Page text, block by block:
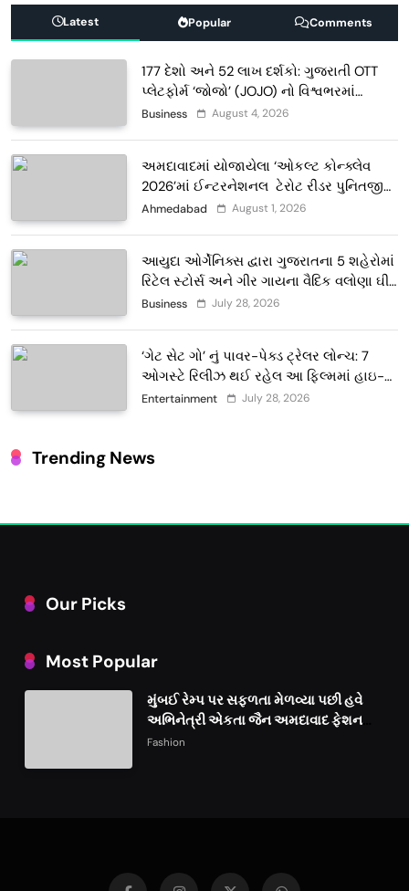
Latest Popular Comments
177 દેશો અને 52 લાખ દર્શકો: ગુજરાતી OTT
પ્લેટફોર્મ ‘જોજો’ (JOJO) નો વિશ્વભરમાં
દબદબો
Business August 4, 2026
અમદાવાદમાં યોજાયેલા ‘ઓકલ્ટ કોન્ક્લેવ
2026’માં ઈન્ટરનેશનલ ટેરોટ રીડર પુનિતજી
લુલ્લા એ ટેરોટ કાર્ડ રીડિંગ અંગે માહિતી આપી
Ahmedabad August 1, 2026
આયુદા ઓર્ગેનિક્સ દ્વારા ગુજરાતના 5 શહેરોમાં
રિટેલ સ્ટોર્સ અને ગીર ગાયના વૈદિક વલોણા ઘી-
દૂધની શુદ્ધ સેવાઓ સાથે વ્યાપક વિસ્તરણ
Business July 28, 2026
‘ગેટ સેટ ગો’ નું પાવર-પેક્ડ ટ્રેલર લોન્ચ: 7
ઓગસ્ટે રિલીઝ થઈ રહેલ આ ફિલ્મમાં હાઇ-
ટેક VFX જોવા મળશે
Entertainment July 28, 2026
Trending News
Our Picks
Most Popular
મુંબઈ રેમ્પ પર સફળતા મેળવ્યા પછી હવે
અભિનેત્રી એકતા જૈન અમદાવાદ ફેશન
વીકમાં પોતાની પ્રતિભા પ્રદર્શિત કરશે
Fashion